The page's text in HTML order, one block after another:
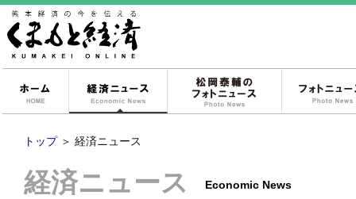
経済ニュース
トップ ＞ 経済ニュース
経済ニュース Economic News